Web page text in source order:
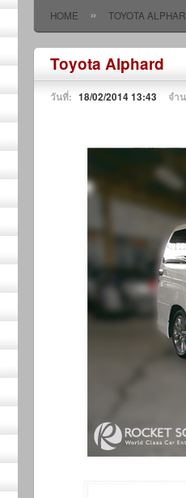
HOME » TOYOTA
Toyota Alphard
วันที่: 18/02/2014 13:43 จำ